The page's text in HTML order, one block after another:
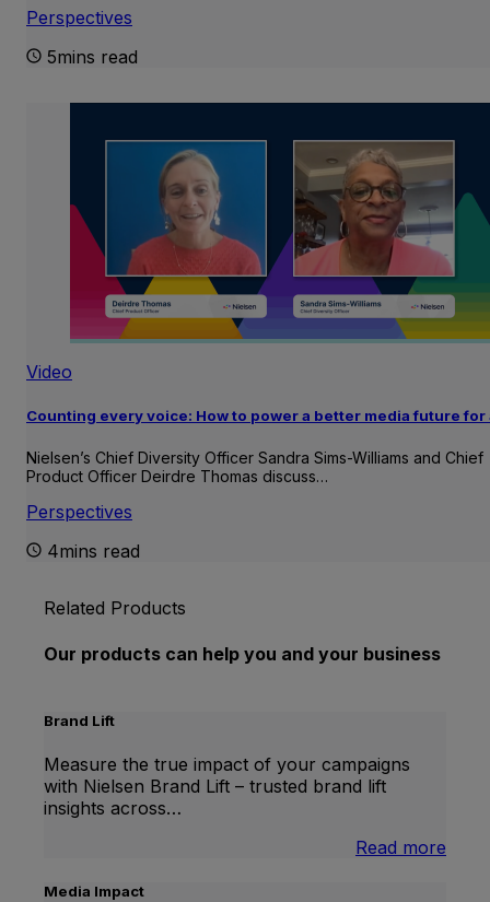
Perspectives
5mins read
Video
Counting every voice: How to power a better media future for
Nielsen’s Chief Diversity Officer Sandra Sims-Williams and Chief
Product Officer Deirdre Thomas discuss…
Perspectives
4mins read
Related Products
Our products can help you and your business
Brand Lift
Measure the true impact of your campaigns
with Nielsen Brand Lift – trusted brand lift
insights across…
Read more
Media Impact